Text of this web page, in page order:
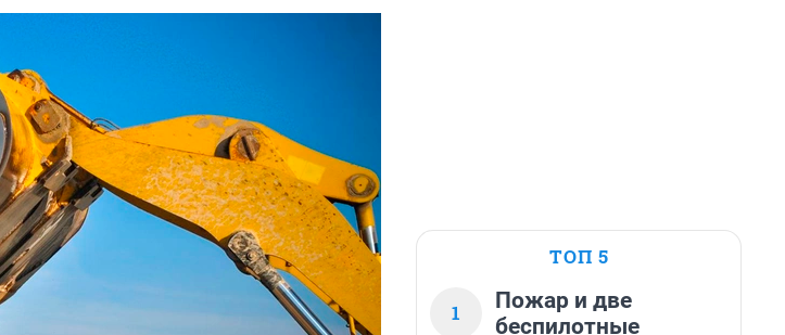
ТОП 5
1
Пожар и две
беспилотные